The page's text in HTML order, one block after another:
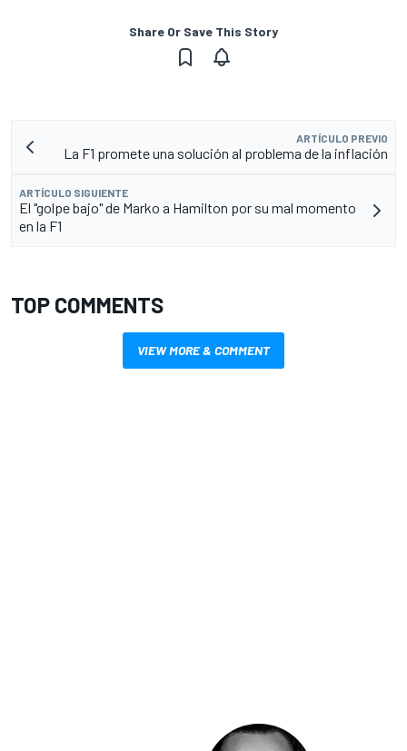
Share Or Save This Story
ARTÍCULO PREVIO
La F1 promete una solución al problema de la inflación
ARTÍCULO SIGUIENTE
El "golpe bajo" de Marko a Hamilton por su mal momento
en la F1
TOP COMMENTS
VIEW MORE & COMMENT